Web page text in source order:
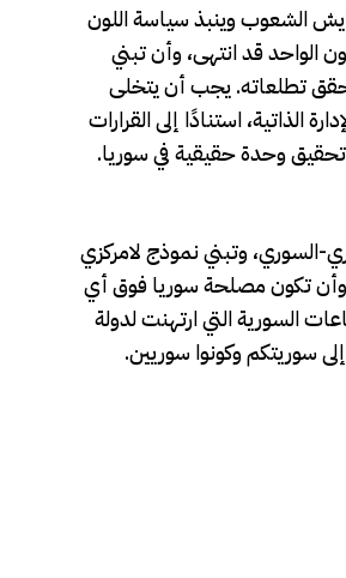
الشعوب وينبذ سياسة اللون
الواحد قد انتهى، وأن تبني
تطلعاته. يجب أن يتخلى
استنادًا إلى القرارات
السوري، وتبني نموذج لامركزي
وأن تكون مصلحة سوريا فوق أي
السورية التي ارتهنت لدولة
سوريتكم وكونوا سوريين.